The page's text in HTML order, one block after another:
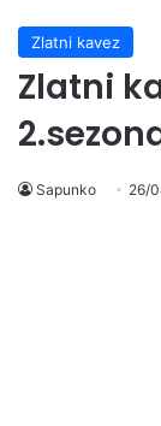
Zlatni kavez
Zlatni
Sapunko 26/